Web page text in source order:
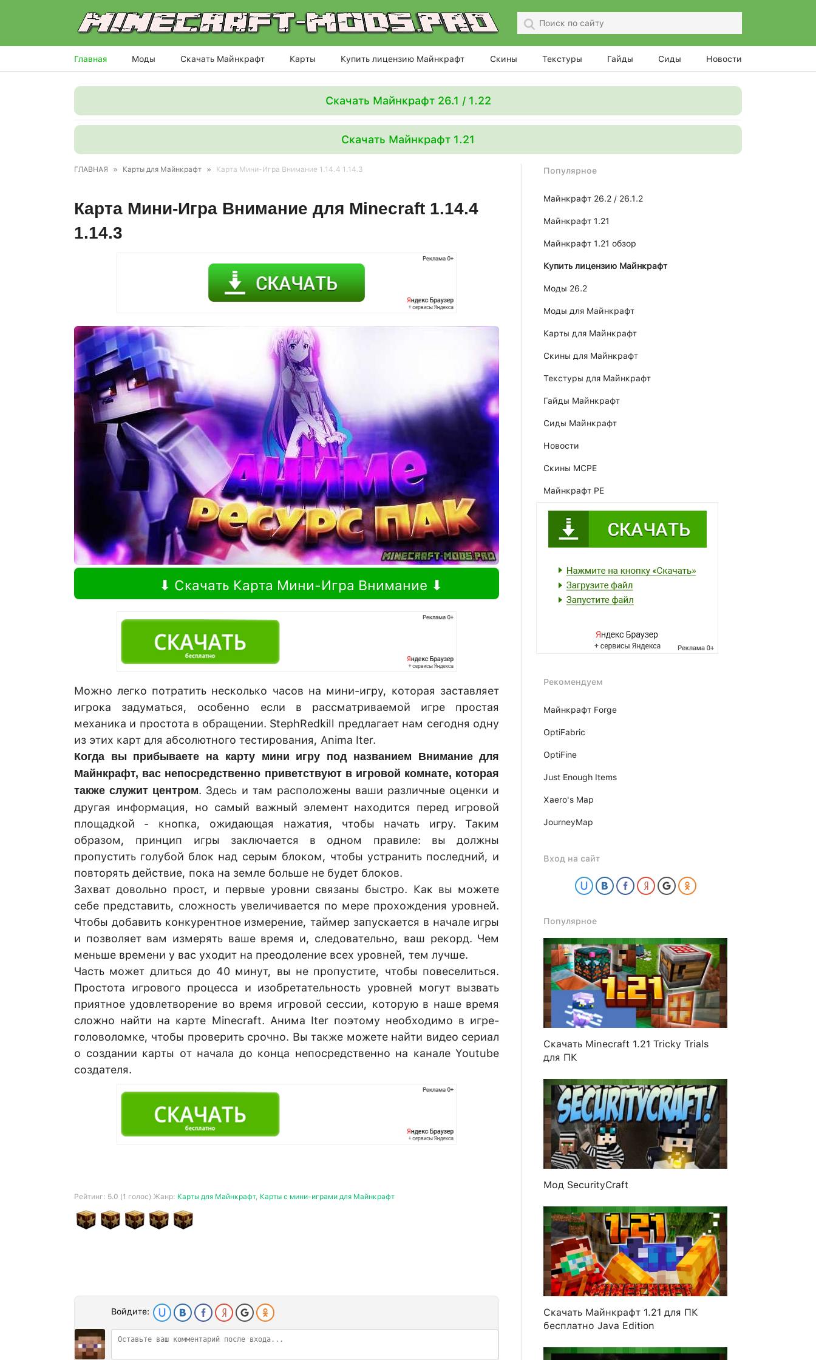
Главная Моды Скачать Майнкрафт Карты Купить лицензию Майнкрафт Скины Текстуры Гайды Сиды Новости
Скачать Майнкрафт 26.1 / 1.22
Скачать Майнкрафт 1.21
ГЛАВНАЯ » Карты для Майнкрафт » Карта Мини-Игра Внимание 1.14.4 1.14.3
Карта Мини-Игра Внимание для Minecraft 1.14.4
1.14.3
⬇ Скачать Карта Мини-Игра Внимание ⬇
Можно легко потратить несколько часов на мини-игру, которая заставляет
игрока задуматься, особенно если в рассматриваемой игре простая
механика и простота в обращении. StephRedkill предлагает нам сегодня одну
из этих карт для абсолютного тестирования, Anima Iter.
Когда вы прибываете на карту мини игру под названием Внимание для
Майнкрафт, вас непосредственно приветствуют в игровой комнате, которая
также служит центром. Здесь и там расположены ваши различные оценки и
другая информация, но самый важный элемент находится перед игровой
площадкой - кнопка, ожидающая нажатия, чтобы начать игру. Таким
образом, принцип игры заключается в одном правиле: вы должны
пропустить голубой блок над серым блоком, чтобы устранить последний, и
повторять действие, пока на земле больше не будет блоков.
Захват довольно прост, и первые уровни связаны быстро. Как вы можете
себе представить, сложность увеличивается по мере прохождения уровней.
Чтобы добавить конкурентное измерение, таймер запускается в начале игры
и позволяет вам измерять ваше время и, следовательно, ваш рекорд. Чем
меньше времени у вас уходит на преодоление всех уровней, тем лучше.
Часть может длиться до 40 минут, вы не пропустите, чтобы повеселиться.
Простота игрового процесса и изобретательность уровней могут вызвать
приятное удовлетворение во время игровой сессии, которую в наше время
сложно найти на карте Minecraft. Анима Iter поэтому необходимо в игре-
головоломке, чтобы проверить срочно. Вы также можете найти видео сериал
о создании карты от начала до конца непосредственно на канале Youtube
создателя.
Рейтинг: 5.0 (1 голос) Жанр: Карты для Майнкрафт, Карты с мини-играми для Майнкрафт
Войдите:
Популярное
Майнкрафт 26.2 / 26.1.2
Майнкрафт 1.21
Майнкрафт 1.21 обзор
Купить лицензию Майнкрафт
Моды 26.2
Моды для Майнкрафт
Карты для Майнкрафт
Скины для Майнкрафт
Текстуры для Майнкрафт
Гайды Майнкрафт
Сиды Майнкрафт
Новости
Скины MCPE
Майнкрафт PE
Рекомендуем
Майнкрафт Forge
OptiFabric
OptiFine
Just Enough Items
Xаero's Mаp
JourneyMap
Вход на сайт
Популярное
Скачать Minecraft 1.21 Tricky Trials
для ПК
Мод SecurityCraft
Скачать Майнкрафт 1.21 для ПК
бесплатно Java Edition